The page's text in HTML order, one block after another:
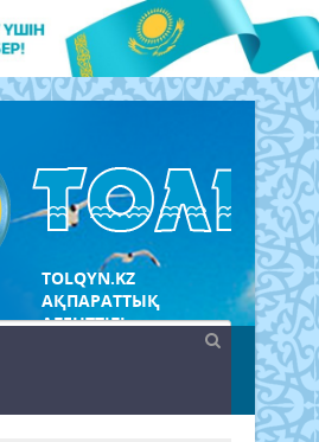
TOLQYN.KZ
АҚПАРАТТЫҚ
АГЕНТТІГІ